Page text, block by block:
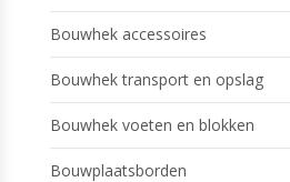
Bouwhek accessoires
Bouwhek transport en opslag
Bouwhek voeten en blokken
Bouwplaatsborden